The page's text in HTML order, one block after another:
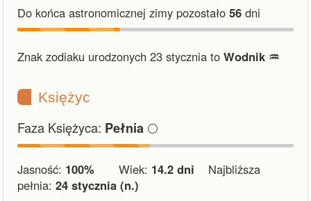
Do końca astronomicznej zimy pozostało 56 dni
Znak zodiaku urodzonych 23 stycznia to Wodnik ♒︎
Księżyc
Faza Księżyca: Pełnia 🌕
Jasność: 100% Wiek: 14.2 dni Najbliższa
pełnia: 24 stycznia (n.)